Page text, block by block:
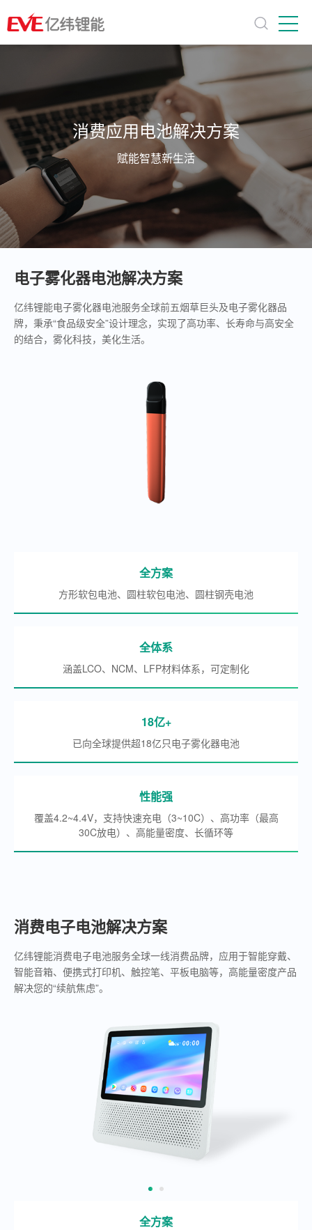
消费应用电池解决方案
赋能智慧新生活
电子雾化器电池解决方案
亿纬锂能电子雾化器电池服务全球前五烟草巨头及电子雾化器品
牌，秉承“食品级安全”设计理念，实现了高功率、长寿命与高安全
的结合，雾化科技，美化生活。
全方案
方形软包电池、圆柱软包电池、圆柱钢壳电池
全体系
涵盖LCO、NCM、LFP材料体系，可定制化
18亿+
已向全球提供超18亿只电子雾化器电池
性能强
覆盖4.2~4.4V，支持快速充电（3~10C）、高功率（最高
30C放电）、高能量密度、长循环等
消费电子电池解决方案
亿纬锂能消费电子电池服务全球一线消费品牌，应用于智能穿戴、
智能音箱、便携式打印机、触控笔、平板电脑等，高能量密度产品
解决您的“续航焦虑”。
全方案